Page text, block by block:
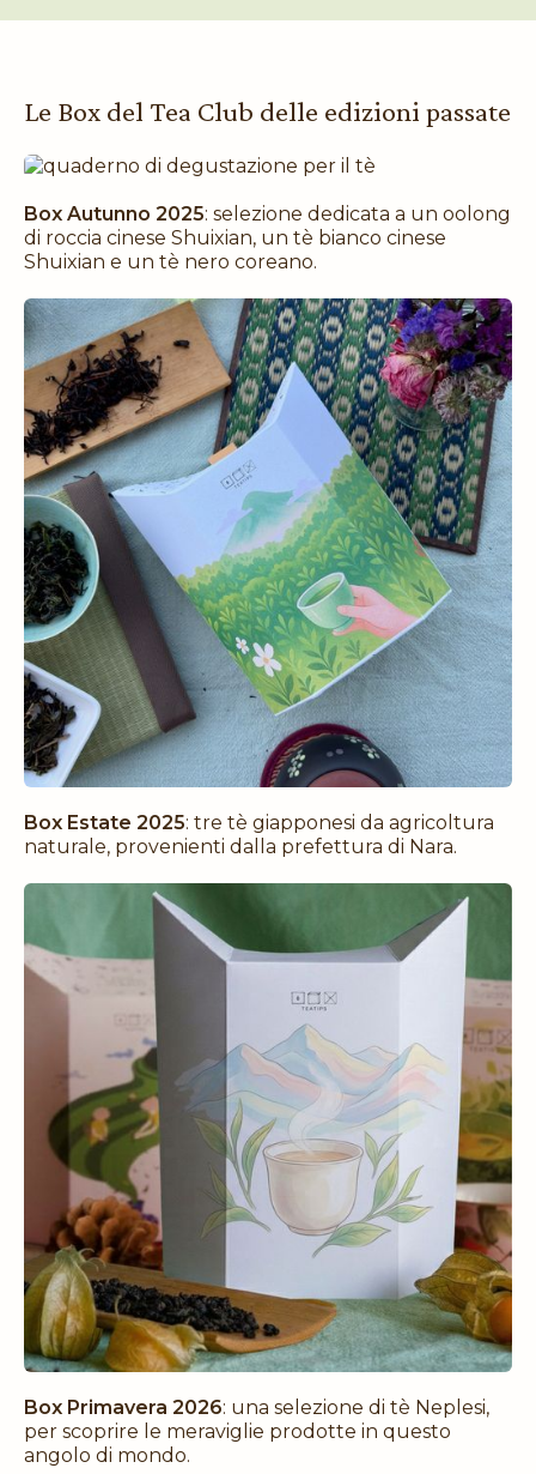
Le Box del Tea Club delle edizioni passate
Box Autunno 2025: selezione dedicata a un oolong
di roccia cinese Shuixian, un tè bianco cinese
Shuixian e un tè nero coreano.
Box Estate 2025: tre tè giapponesi da agricoltura
naturale, provenienti dalla prefettura di Nara.
Box Primavera 2026: una selezione di tè Neplesi,
per scoprire le meraviglie prodotte in questo
angolo di mondo.